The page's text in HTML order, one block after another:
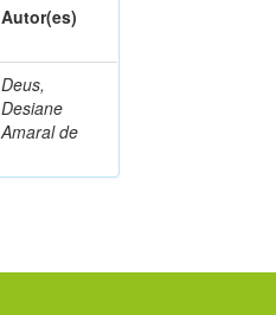
Autor(es)
Deus,
Desiane
Amaral de